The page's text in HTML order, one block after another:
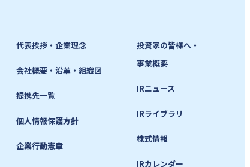
代表挨拶・企業理念
会社概要・沿革・組織図
提携先一覧
個人情報保護方針
企業行動憲章
投資家の皆様へ・
事業概要
IRニュース
IRライブラリ
株式情報
IRカレンダー